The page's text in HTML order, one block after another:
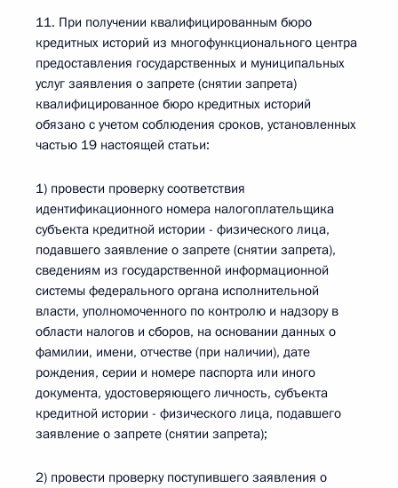
11. При получении квалифицированным бюро
кредитных историй из многофункционального центра
предоставления государственных и муниципальных
услуг заявления о запрете (снятии запрета)
квалифицированное бюро кредитных историй
обязано с учетом соблюдения сроков, установленных
частью 19 настоящей статьи:
1) провести проверку соответствия
идентификационного номера налогоплательщика
субъекта кредитной истории - физического лица,
подавшего заявление о запрете (снятии запрета),
сведениям из государственной информационной
системы федерального органа исполнительной
власти, уполномоченного по контролю и надзору в
области налогов и сборов, на основании данных о
фамилии, имени, отчестве (при наличии), дате
рождения, серии и номере паспорта или иного
документа, удостоверяющего личность, субъекта
кредитной истории - физического лица, подавшего
заявление о запрете (снятии запрета);
2) провести проверку поступившего заявления о